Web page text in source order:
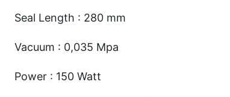
Seal Length : 280 mm
Vacuum : 0,035 Mpa
Power : 150 Watt